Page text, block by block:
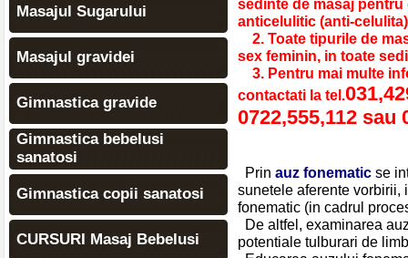
Masajul Sugarului
Masajul gravidei
Gimnastica gravide
Gimnastica bebelusi
sanatosi
Gimnastica copii sanatosi
CURSURI Masaj Bebelusi
sedinte de masaj
anticelulitic (anti-
2. Toate tipurile de
sex feminin, in toate
3. Pentru mai multe
contactati la tel.
0722,555,112 sau
Prin auz fonematic se
sunetele aferente vorbirii,
fonematic (in cadrul
De altfel, examinarea
potentiale tulburari de